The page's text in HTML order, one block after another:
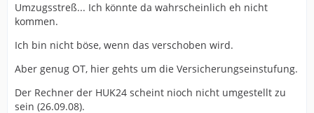
Umzugsstreß... Ich könnte da wahrscheinlich eh nicht
kommen.
Ich bin nicht böse, wenn das verschoben wird.
Aber genug OT, hier gehts um die Versicherungseinstufung.
Der Rechner der HUK24 scheint nioch nicht umgestellt zu
sein (26.09.08).